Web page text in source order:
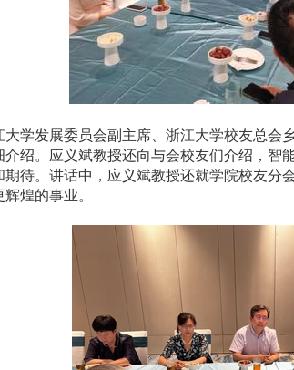
大学发展委员会副主席、浙江大学校友总会
介绍。应义斌教授还向与会校友们介绍，智
期待。讲话中，应义斌教授还就学院校友分
煌的事业。